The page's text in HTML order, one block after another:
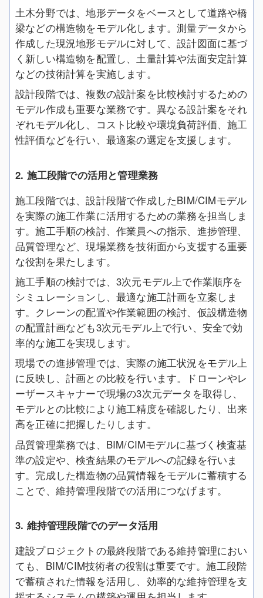
土木分野では、地形データをベースとして道路や橋
梁などの構造物をモデル化します。測量データから
作成した現況地形モデルに対して、設計図面に基づ
く新しい構造物を配置し、土量計算や法面安定計算
などの技術計算を実施します。
設計段階では、複数の設計案を比較検討するための
モデル作成も重要な業務です。異なる設計案をそれ
ぞれモデル化し、コスト比較や環境負荷評価、施工
性評価などを行い、最適案の選定を支援します。
2. 施工段階での活用と管理業務
施工段階では、設計段階で作成したBIM/CIMモデル
を実際の施工作業に活用するための業務を担当しま
す。施工手順の検討、作業員への指示、進捗管理、
品質管理など、現場業務を技術面から支援する重要
な役割を果たします。
施工手順の検討では、3次元モデル上で作業順序を
シミュレーションし、最適な施工計画を立案しま
す。クレーンの配置や作業範囲の検討、仮設構造物
の配置計画なども3次元モデル上で行い、安全で効
率的な施工を実現します。
現場での進捗管理では、実際の施工状況をモデル上
に反映し、計画との比較を行います。ドローンやレ
ーザースキャナーで現場の3次元データを取得し、
モデルとの比較により施工精度を確認したり、出来
高を正確に把握したりします。
品質管理業務では、BIM/CIMモデルに基づく検査基
準の設定や、検査結果のモデルへの記録を行いま
す。完成した構造物の品質情報をモデルに蓄積する
ことで、維持管理段階での活用につなげます。
3. 維持管理段階でのデータ活用
建設プロジェクトの最終段階である維持管理におい
ても、BIM/CIM技術者の役割は重要です。施工段階
で蓄積された情報を活用し、効率的な維持管理を支